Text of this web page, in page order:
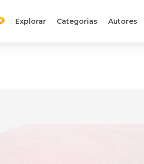
Explorar Categorias Autores